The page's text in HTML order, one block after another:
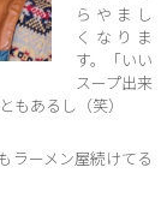
らやまし
くなりま
す。「いい
スープ出来
もあるし（笑）
ラーメン屋続けてる